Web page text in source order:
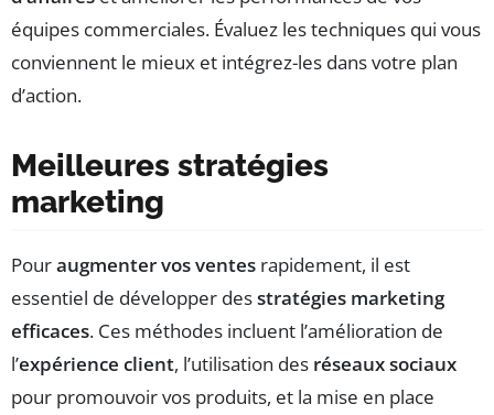
équipes commerciales. Évaluez les techniques qui vous
conviennent le mieux et intégrez-les dans votre plan
d’action.
Meilleures stratégies
marketing
Pouraugmenter vos ventes rapidement, il est
essentiel de développer desstratégies marketing
efficaces. Ces méthodes incluent l’amélioration de
l’expérience client, l’utilisation des réseaux sociaux
pour promouvoir vos produits, et la mise en place